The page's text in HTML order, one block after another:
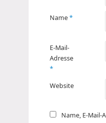
Name*
E-Mail-
Adresse
*
Website
Name, E-